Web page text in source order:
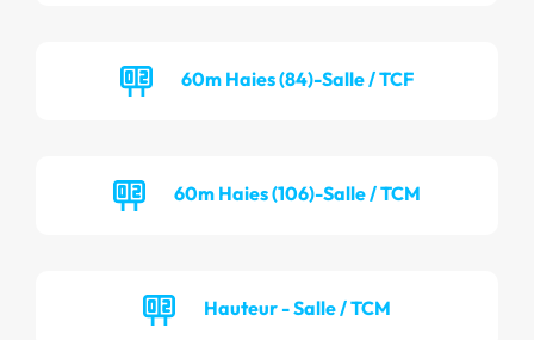
60m Haies (84)-Salle / TCF
60m Haies (106)-Salle / TCM
Hauteur - Salle / TCM